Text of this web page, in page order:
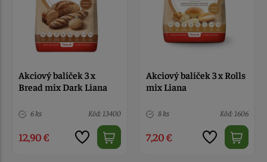
Akciový balíček 3 x
Bread mix Dark Liana
6 ks Kód: 13400
12,90 €
Akciový balíček 3 x Rolls
mix Liana
8 ks Kód: 1606
7,20 €